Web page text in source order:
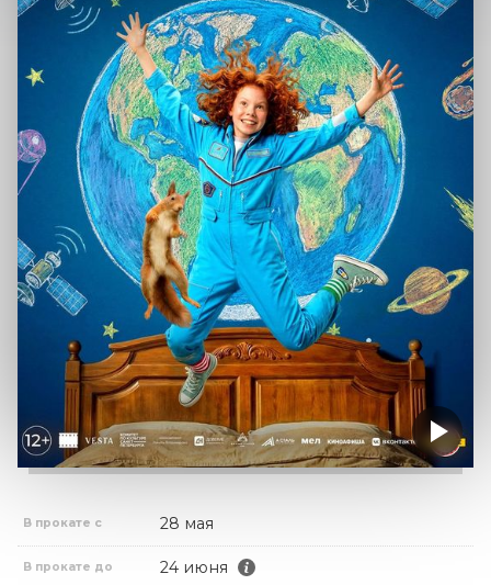
В прокате с 28 мая
В прокате до 24 июня